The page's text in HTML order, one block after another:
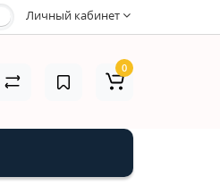
Личный кабинет
0